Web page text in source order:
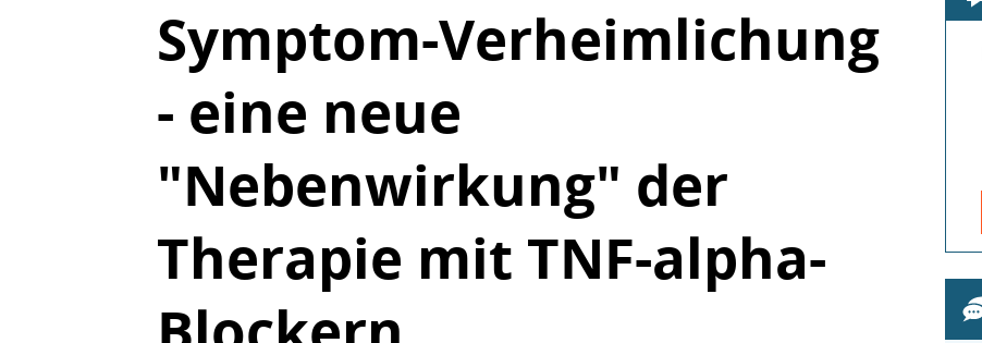
Symptom-Verheimlichung
- eine neue
"Nebenwirkung" der
Therapie mit TNF-alpha-